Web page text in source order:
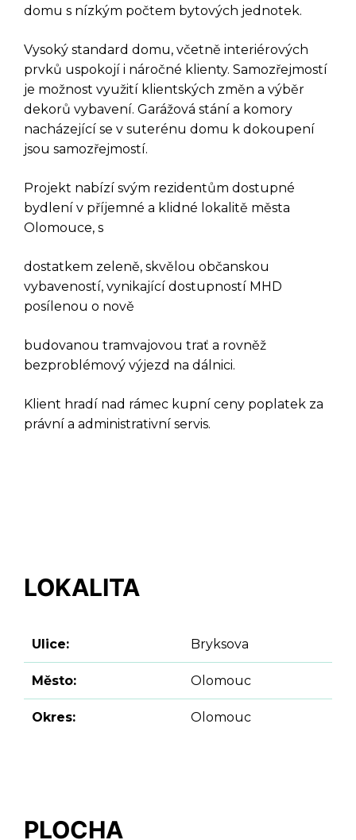
domu s nízkým počtem bytových jednotek.
Vysoký standard domu, včetně interiérových
prvků uspokojí i náročné klienty. Samozřejmostí
je možnost využití klientských změn a výběr
dekorů vybavení. Garážová stání a komory
nacházející se v suterénu domu k dokoupení
jsou samozřejmostí.
Projekt nabízí svým rezidentům dostupné
bydlení v příjemné a klidné lokalitě města
Olomouce, s
dostatkem zeleně, skvělou občanskou
vybaveností, vynikající dostupností MHD
posílenou o nově
budovanou tramvajovou trať a rovněž
bezproblémový výjezd na dálnici.
Klient hradí nad rámec kupní ceny poplatek za
právní a administrativní servis.
LOKALITA
Ulice: Bryksova
Město: Olomouc
Okres: Olomouc
PLOCHA
DOTAZ K TÉTO
NEMOVITOSTI